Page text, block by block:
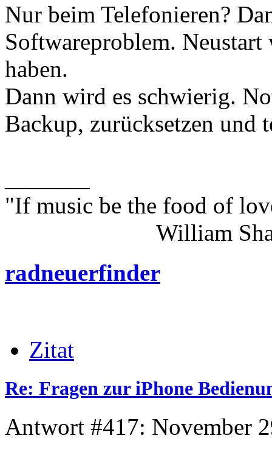
Nur beim Telefonieren?
Softwareproblem.
haben.
Dann wird es schwierig.
Backup, zurücksetzen und
"If music be the food of
William
radneuerfinder
Zitat
Re: Fragen zur iPhone
Antwort #417: November